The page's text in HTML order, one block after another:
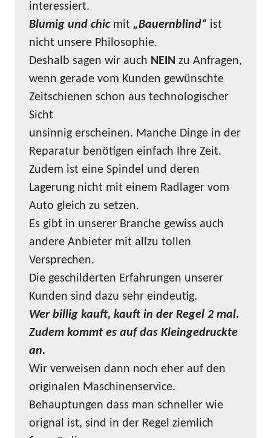
interessiert.
Blumig und chicmit „Bauernblind“ ist
nicht unsere Philosophie.
Deshalb sagen wir auch NEIN zu Anfragen,
wenn gerade vom Kunden gewünschte
Zeitschienen schon aus technologischer
Sicht
unsinnig erscheinen. Manche Dinge in der
Reparatur benötigen einfach Ihre Zeit.
Zudem ist eine Spindel und deren
Lagerung nicht mit einem Radlager vom
Auto gleich zu setzen.
Es gibt in unserer Branche gewiss auch
andere Anbieter mit allzu tollen
Versprechen.
Die geschilderten Erfahrungen unserer
Kunden sind dazu sehr eindeutig.
Wer billig kauft, kauft in der Regel 2 mal.
Zudem kommt es auf das Kleingedruckte
an.
Wir verweisen dann noch eher auf den
originalen Maschinenservice.
Behauptungen dass man schneller wie
orignal ist, sind in der Regel ziemlich